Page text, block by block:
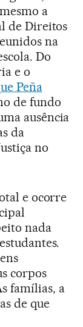
a
de Direitos
na
Do
e o
Peña
de fundo
ausência
da
no
e ocorre
nada
corpos
famílias, a
de que